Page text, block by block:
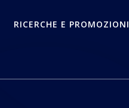
RICERCHE E PROMOZIONI